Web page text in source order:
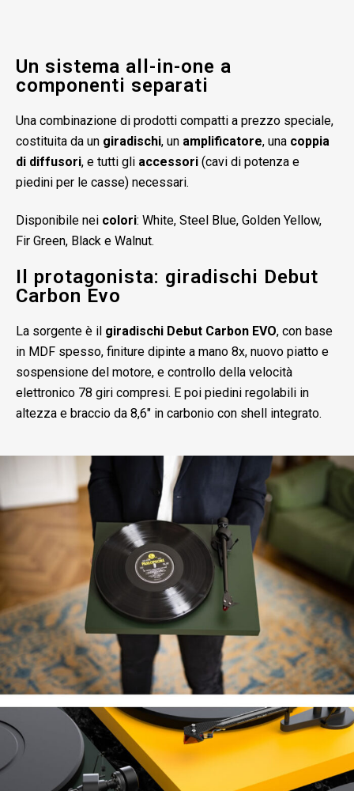
Un sistema all-in-one a
componenti separati
Una combinazione di prodotti compatti a prezzo speciale,
costituita da un giradischi, un amplificatore, una coppia
di diffusori, e tutti gli accessori (cavi di potenza e
piedini per le casse) necessari.
Disponibile nei colori: White, Steel Blue, Golden Yellow,
Fir Green, Black e Walnut.
Il protagonista: giradischi Debut
Carbon Evo
La sorgente è il giradischi Debut Carbon EVO, con base
in MDF spesso, finiture dipinte a mano 8x, nuovo piatto e
sospensione del motore, e controllo della velocità
elettronico 78 giri compresi. E poi piedini regolabili in
altezza e braccio da 8,6″ in carbonio con shell integrato.